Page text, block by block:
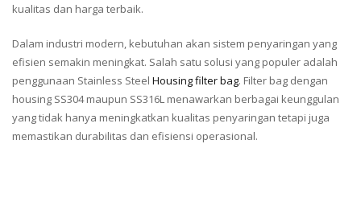
kualitas dan harga terbaik.
Dalam industri modern, kebutuhan akan sistem penyaringan yang
efisien semakin meningkat. Salah satu solusi yang populer adalah
penggunaan Stainless Steel Housing filter bag. Filter bag dengan
housing SS304 maupun SS316L menawarkan berbagai keunggulan
yang tidak hanya meningkatkan kualitas penyaringan tetapi juga
memastikan durabilitas dan efisiensi operasional.